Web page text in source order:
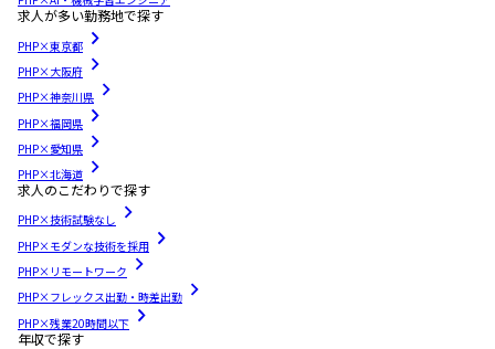
求人が多い勤務地で探す
PHP×東京都
PHP×大阪府
PHP×神奈川県
PHP×福岡県
PHP×愛知県
PHP×北海道
求人のこだわりで探す
PHP×技術試験なし
PHP×モダンな技術を採用
PHP×リモートワーク
PHP×フレックス出勤・時差出勤
PHP×残業20時間以下
年収で探す